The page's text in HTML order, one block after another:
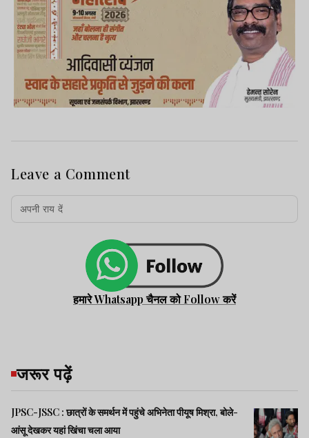
Leave a Comment
हमारे Whatsapp चैनल को Follow करें
जरूर पढ़ें
JPSC-JSSC : छात्रों के समर्थन में पहुंचे अभिनेता पीयूष मिश्रा, बोले-
आंसू देखकर यहां खिंचा चला आया